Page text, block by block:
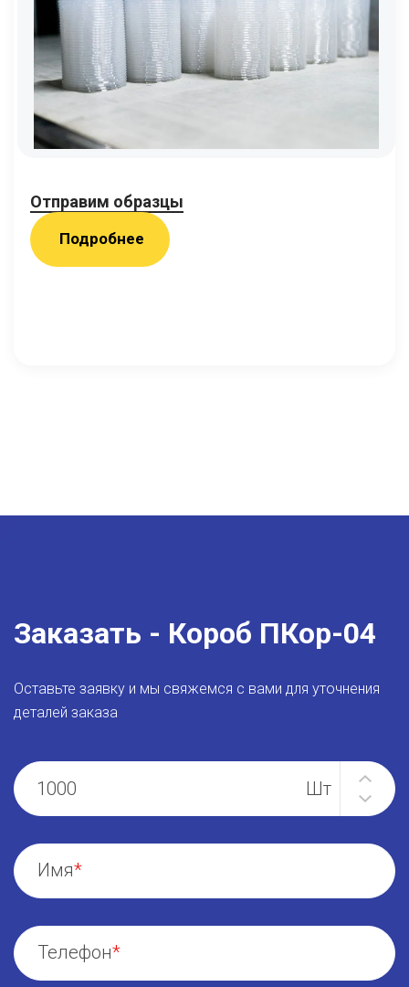
Отправим образцы
Подробнее
Заказать - Короб ПКор-04
Оставьте заявку и мы свяжемся с вами для уточнения
деталей заказа
Имя
Телефон